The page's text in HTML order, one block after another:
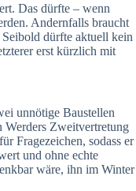
Das dürfte – wenn
Andernfalls braucht
dürfte aktuell kein
erst kürzlich mit
unnötige Baustellen
Werders Zweitvertretung
Fragezeichen, sodass er
und ohne echte
wäre, ihn im Winter